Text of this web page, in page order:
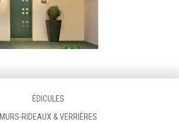
ÉDICULES
MURS-RIDEAUX & VERRIÈRES